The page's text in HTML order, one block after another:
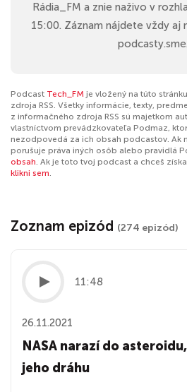
Rádia_FM a znie naživo v
15:00. Záznam nájdete vždy aj
Podcast Tech_FM je vložený na túto
zdroja RSS. Všetky informácie, texty,
z informačného zdroja RSS sú majetkom
vlastníctvom prevádzkovateľa Podmaz,
nezodpovedá za ich obsah podcastov. Ak
porušuje práva iných osôb alebo pravidlá
obsah. Ak je toto tvoj podcast a chceš
klikni sem.
Zoznam epizód (274 epizód)
11:48
26.11.2021
NASA narazí do
jeho dráhu